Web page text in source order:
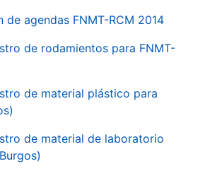
de agendas FNMT-RCM 2014
de rodamientos para FNMT-
de material plástico para
de material de laboratorio